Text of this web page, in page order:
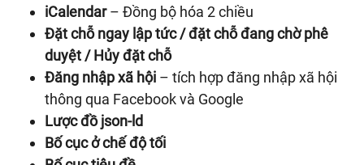
iCalendar– Đồng bộ hóa 2 chiều
Đặt chỗ ngay lập tức / đặt chỗ đang chờ phê
duyệt / Hủy đặt chỗ
Đăng nhập xã hội – tích hợp đăng nhập xã hội
thông qua Facebook và Google
Lược đồ json-ld
Bố cục ở chế độ tối